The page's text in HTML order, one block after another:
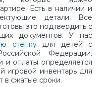
Есть в наличии и
детали. Все
это подтвердить с
документов. У нас
стенкудля детей с
Федерации.
и оплаты определяется
игровой инвентарь для
в сжатые сроки.